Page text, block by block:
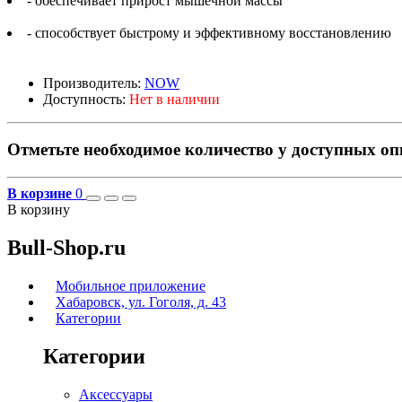
- способствует быстрому и эффективному восстановлению
Производитель: NOW
Доступность: Нет в наличии
Отметьте необходимое количество у доступных
В корзине 0
В корзину
Bull-Shop.ru
Мобильное приложение
Хабаровск, ул. Гоголя, д. 43
Категории
Категории
Аксессуары